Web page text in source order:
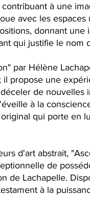
à une
avec les espaces
donnant une
qui justifie le nom
par Hélène
il propose une
de nouvelles
à la
qui porte en
d'art abstrait,
de
de Lachapelle.
à la